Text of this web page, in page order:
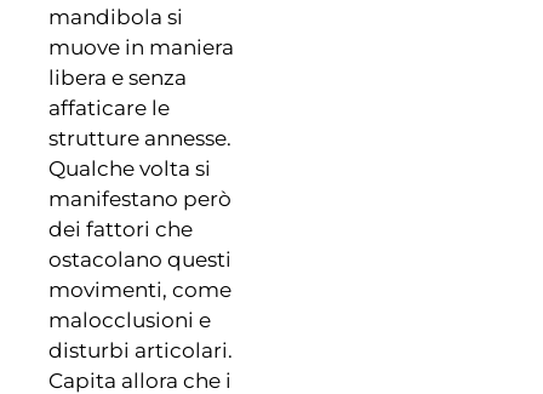
mandibola si
muove in maniera
libera e senza
affaticare le
strutture annesse.
Qualche volta si
manifestano però
dei fattori che
ostacolano questi
movimenti, come
malocclusioni e
disturbi articolari.
Capita allora che i